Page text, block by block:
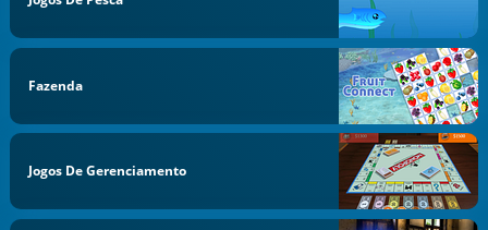
Fazenda
Jogos De Gerenciamento